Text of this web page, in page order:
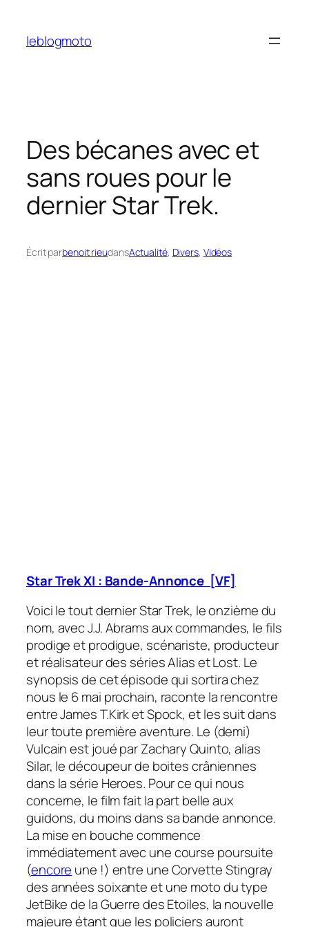
contenu
leblogmoto
Des bécanes avec et
sans roues pour le
dernier Star Trek.
Écrit parbenoit rieudansActualité, Divers, Vidéos
Star Trek XI : Bande-Annonce [VF]
Voici le tout dernier Star Trek, le onzième du
nom, avec J.J. Abrams aux commandes, le fils
prodige et prodigue, scénariste, producteur
et réalisateur des séries Alias et Lost. Le
synopsis de cet épisode qui sortira chez
nous le 6 mai prochain, raconte la rencontre
entre James T.Kirk et Spock, et les suit dans
leur toute première aventure. Le (demi)
Vulcain est joué par Zachary Quinto, alias
Silar, le découpeur de boites crâniennes
dans la série Heroes. Pour ce qui nous
concerne, le film fait la part belle aux
guidons, du moins dans sa bande annonce.
La mise en bouche commence
immédiatement avec une course poursuite
(encore une !) entre une Corvette Stingray
des années soixante et une moto du type
JetBike de la Guerre des Etoiles, la nouvelle
majeure étant que les policiers auront